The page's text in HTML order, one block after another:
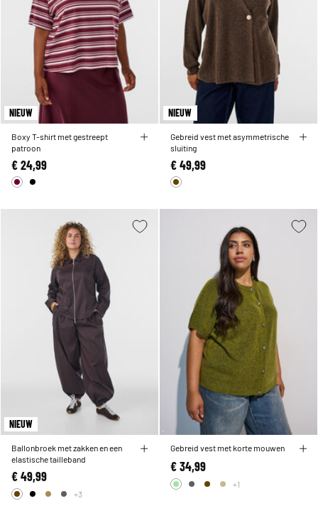
NIEUW
Boxy T-shirt met gestreept
patroon
€ 24,99
NIEUW
Gebreid vest met asymmetrische
sluiting
€ 49,99
NIEUW
Ballonbroek met zakken en een
elastische tailleband
€ 49,99
+3
Gebreid vest met korte mouwen
€ 34,99
+1